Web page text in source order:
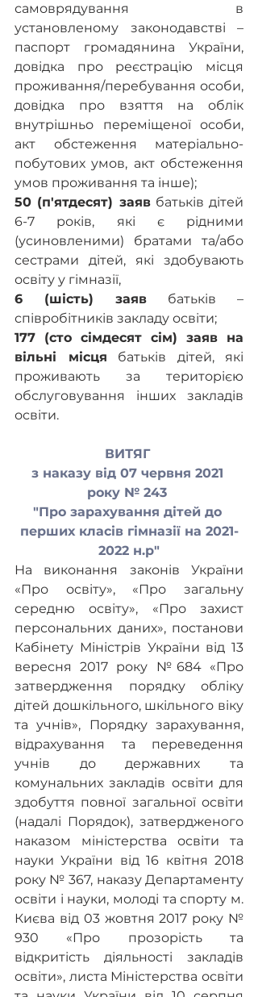
самоврядування в
установленому законодавстві –
паспорт громадянина України,
довідка про реєстрацію місця
проживання/перебування особи,
довідка про взяття на облік
внутрішньо переміщеної особи,
акт обстеження матеріально-
побутових умов, акт обстеження
умов проживання та інше);
50 (п'ятдесят) заяв батьків дітей
6-7 років, які є рідними
(усиновленими) братами та/або
сестрами дітей, які здобувають
освіту у гімназії,
6 (шість) заяв батьків –
співробітників закладу освіти;
177 (сто сімдесят сім) заяв на
вільні місця батьків дітей, які
проживають за територією
обслуговування інших закладів
освіти.
ВИТЯГ
з наказу від 07 червня 2021
року № 243
"Про зарахування дітей до
перших класів гімназії на 2021-
2022 н.р"
На виконання законів України
«Про освіту», «Про загальну
середню освіту», «Про захист
персональних даних», постанови
Кабінету Міністрів України від 13
вересня 2017 року №684 «Про
затвердження порядку обліку
дітей дошкільного, шкільного віку
та учнів», Порядку зарахування,
відрахування та переведення
учнів до державних та
комунальних закладів освіти для
здобуття повної загальної освіти
(надалі Порядок), затвердженого
наказом міністерства освіти та
науки України від 16 квітня 2018
року № 367, наказу Департаменту
освіти і науки, молоді та спорту м.
Києва від 03 жовтня 2017 року №
930 «Про прозорість та
відкритість діяльності закладів
освіти», листа Міністерства освіти